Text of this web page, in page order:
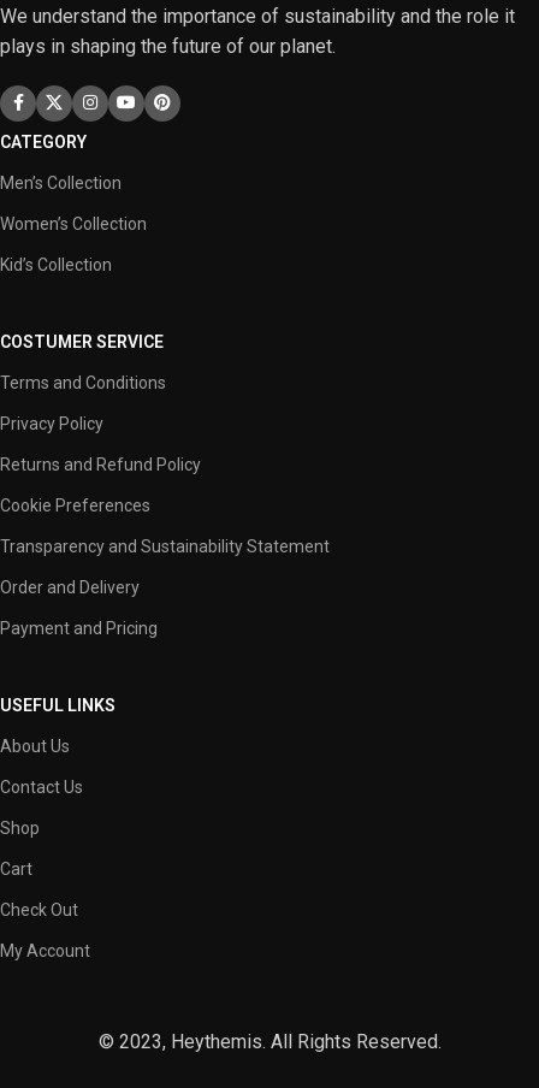
We understand the importance of sustainability and the role it
plays in shaping the future of our planet.
CATEGORY
Men’s Collection
Women’s Collection
Kid’s Collection
COSTUMER SERVICE
Terms and Conditions
Privacy Policy
Returns and Refund Policy
Cookie Preferences
Transparency and Sustainability Statement
Order and Delivery
Payment and Pricing
USEFUL LINKS
About Us
Contact Us
Shop
Cart
Check Out
My Account
© 2023, Heythemis. All Rights Reserved.